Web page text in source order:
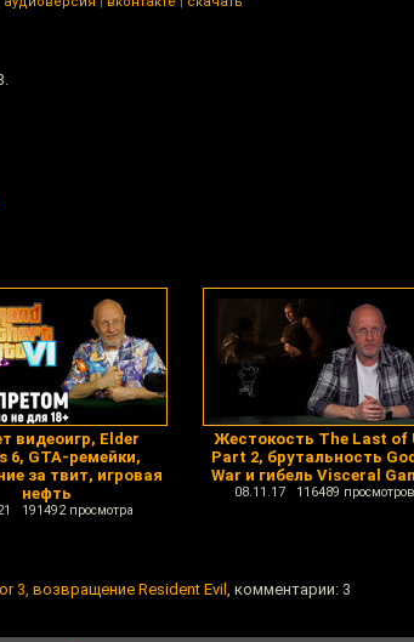
видеоигр, Elder
6, GTA-ремейки,
за твит, игровая
нефть
191492 просмотра
Жестокость The Last of
Part 2, брутальность
War и гибель Visceral
08.11.17 116489 просмотров
3, возвращение Resident Evil , комментарии: 3